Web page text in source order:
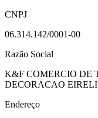
CNPJ
06.314.142/0001-00
Razão Social
K&F COMERCIO DE
DECORACAO EIRELI
Endereço